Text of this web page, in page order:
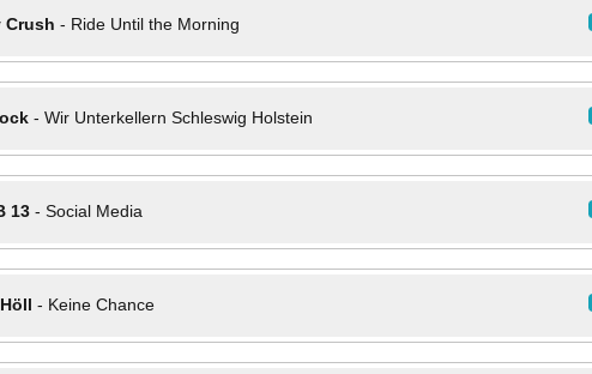
Crush - Ride Until the Morning
- Wir Unterkellern Schleswig Holstein
13- Social Media
- Keine Chance